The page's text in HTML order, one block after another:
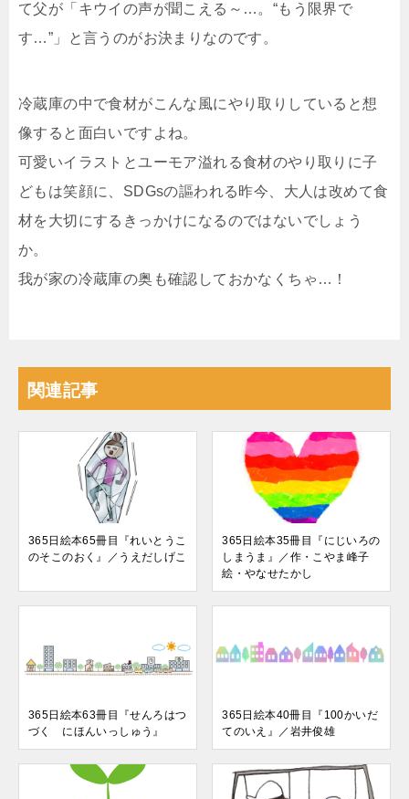
て父が「キウイの声が聞こえる～…。“もう限界で
す…”」と言うのがお決まりなのです。
冷蔵庫の中で食材がこんな風にやり取りしていると想
像すると面白いですよね。
可愛いイラストとユーモア溢れる食材のやり取りに子
どもは笑顔に、SDGsの謳われる昨今、大人は改めて食
材を大切にするきっかけになるのではないでしょう
か。
我が家の冷蔵庫の奥も確認しておかなくちゃ…！
関連記事
365日絵本65冊目『れいとうこ
のそこのおく』／うえだしげこ
365日絵本35冊目『にじいろの
しまうま』／作・こやま峰子
絵・やなせたかし
365日絵本63冊目『せんろはつ
づく にほんいっしゅう』
365日絵本40冊目『100かいだ
てのいえ』／岩井俊雄